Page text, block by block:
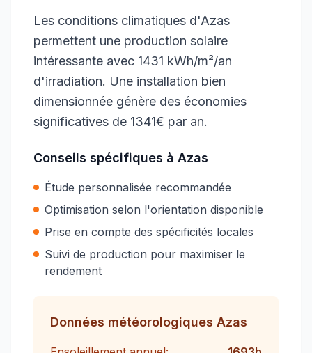
Les conditions climatiques d'Azas
permettent une production solaire
intéressante avec 1431 kWh/m²/an
d'irradiation. Une installation bien
dimensionnée génère des économies
significatives de 1341€ par an.
Conseils spécifiques à Azas
Étude personnalisée recommandée
Optimisation selon l'orientation disponible
Prise en compte des spécificités locales
Suivi de production pour maximiser le
rendement
Données météorologiques Azas